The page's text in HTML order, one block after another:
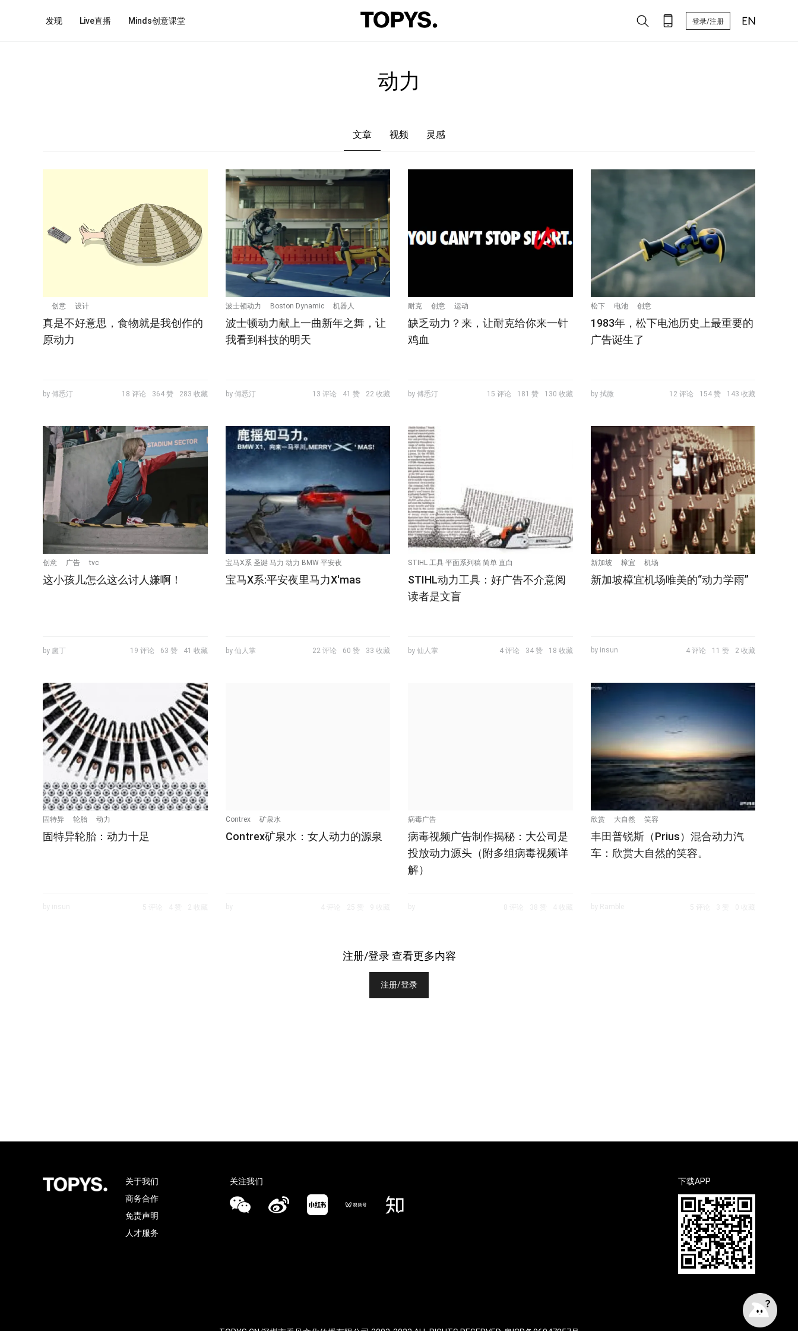
发现 Live直播 Minds创意课堂 登录/注册
文章 视频 灵感
创意 设计
真是不好意思，食物就是我创作的
原动力
by 傅悉汀 18 评论 364 赞 283 收藏
波士顿动力 Boston Dynamic 机器人
波士顿动力献上一曲新年之舞，让
我看到科技的明天
by 傅悉汀 13 评论 41 赞 22 收藏
耐克 创意 运动
缺乏动力？来，让耐克给你来一针
鸡血
by 傅悉汀 15 评论 181 赞 130 收藏
松下 电池 创意
1983年，松下电池历史上最重要的
广告诞生了
by 拭微 12 评论 154 赞 143 收藏
创意 广告 tvc
这小孩儿怎么这么讨人嫌啊！
by 盧丁 19 评论 63 赞 41 收藏
宝马X系 圣诞 马力 动力 BMW 平安夜
宝马X系:平安夜里马力X'mas
by 仙人掌 22 评论 60 赞 33 收藏
STIHL 工具 平面系列稿 简单 直白
STIHL动力工具：好广告不介意阅
读者是文盲
by 仙人掌 4 评论 34 赞 18 收藏
新加坡 樟宜 机场
新加坡樟宜机场唯美的“动力学雨”
by insun 4 评论 11 赞 2 收藏
固特异 轮胎 动力
固特异轮胎：动力十足
Contrex 矿泉水
Contrex矿泉水：女人动力的源泉
病毒广告
病毒视频广告制作揭秘：大公司是
投放动力源头（附多组病毒视频详
解）
欣赏 大自然 笑容
丰田普锐斯（Prius）混合动力汽
车：欣赏大自然的笑容。
注册/登录 查看更多内容
注册/登录
关于我们
商务合作
免责声明
人才服务
关注我们 下载APP